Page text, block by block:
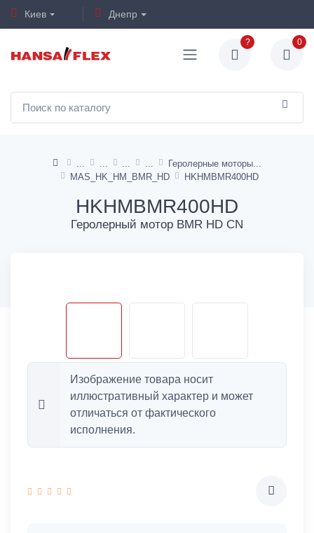
Киев Днепр
? 0
Геролерные моторы
MAS_HK_HM_BMR_HD
HKHMBMR400HD
HKHMBMR400HD
Геролерный мотор BMR HD CN
Изображение товара носит
иллюстративный характер и может
отличаться от фактического
исполнения.